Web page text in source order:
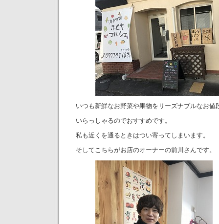
いつも新鮮なお野菜や果物をリーズナブルなお値
いらっしゃるのでおすすめです。
私も近くを通るときはつい寄ってしまいます。
そしてこちらがお店のオーナーの前川さんです。